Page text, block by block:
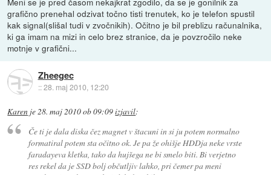
grafično prenehal odzivat točno tisti trenutek, ko je telefon spustil
kak signal(slišal tudi v zvočnikih). Očitno je bil preblizu računalnika,
ki ga imam na mizi in celo brez stranice, da je povzročilo neke
motnje v grafični...
Zheegec
::28. maj 2010, 12:20
Karen je28. maj 2010 ob 09:09izjavil:
Če ti je dala diska čez magnet v štacuni in si ju potem normalno
formatiral potem sta očitno ok. Je pa že ohišje HDDja neke vrste
faradayeva kletka, tako da hujšega ne bi smelo biti. Bi verjetno
res rekel da je SSD bolj občutljiv lahko, pri čemer pa meni